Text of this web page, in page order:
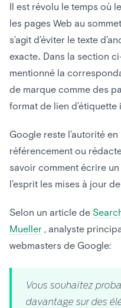
Il est révolu le temps où
les pages Web au
s’agit d’éviter le texte
exacte. Dans la section
mentionné la
de marque comme des
format de lien d’étiquette
Google reste l’autorité
référencement ou
savoir comment écrire un
l’esprit les mises à jour
Selon un article de
Mueller , analyste
webmasters de Google:
Vous souhaitez
davantage sur des